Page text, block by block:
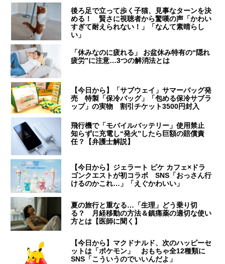
後ろ足で立って歩く子猫、見事なターンを決
める！ 賢さに視聴者から驚嘆の声「かわい
すぎて耐えられない！」「なんて素晴らし
い」
「休みなのに疲れる」 お盆休み特有の“隠れ
疲労”に注意…3つの解消法とは
【今日から】「サブウェイ」サマーバッグ発
売 特製「保冷バッグ」「包める保冷サブラ
ップ」の実物 割引チケット3500円封入
飛行機で「モバイルバッテリー」使用禁止
知らずに充電し“発火”したら巨額の賠償責
任？【弁護士解説】
【今日から】ジェラート ピケ カフェ×ドラ
ゴンクエストが初コラボ SNS「おっさん行
けるのかこれ…」「えぐかわいい」
夏の旅行と重なる…「生理」どう乗り切
る？ 月経移動の方法＆鎮痛薬の適切な使い
方とは【医師に聞く】
【今日から】マクドナルド、次のハッピーセ
ットは「ポケモン」 おもちゃ全12種類に
SNS「こういうのでいいんだよ」